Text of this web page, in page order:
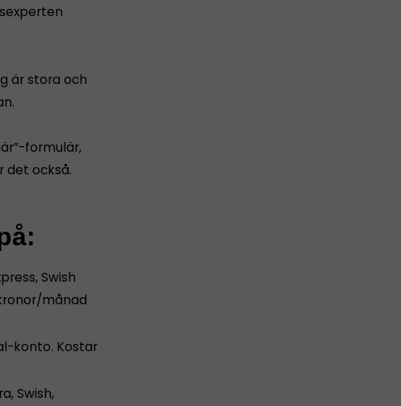
är stora och
formulär,
det också.
Swish
månad
konto. Kostar
Swish,